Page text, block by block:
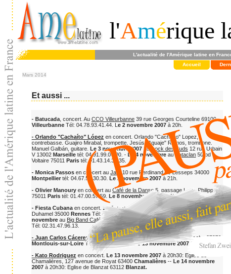
l'Amérique
L'actualité de l'Amérique latine en
Accueil
Mars 2014
Et aussi ...
- Batucada , concert. Au CCO Villeurbanne 39 rue Georges Courteline 69100
Villeurbanne Tél: 04.78.93.41.44. L e 2 novembre 2007 à 20h.
- Orlando "Cachaíto" López en concert. Orlando "Cachaíto" Lopez,
contrebasse. Guajiro Mirabal, trompette. Jesús "Aguaje" Ramos, trombone.
Manuel Galbán, guitare. Le 3 novembre 2007 au Dock des Suds 12 rue Urbain
V 13002 Marseille tél: 04.91.99.00.00. - Le 4 novembre au Bataclan 50 bd
Voltaire 75011 Paris tél: 01.43.14.35.35.
- Monica Passos en concert au Jam 10 rue Ferdinand de Lesseps 34000
Montpellier tél: 04.67.58.30.30. Le 2 novembre 2007 à 21h.
- Olivier Manoury en concert au Café de la Danse 5, passage Louis Philippe
75011 Paris tél: 01.47.00.57.59. Le 8 novembre 2007 à 19h
- Fiesta Cubana en concert. Le 9 novembre 2007
au Muséum Café, 12 rue
Duhamel 35000 Rennes Tél: 02.99.35.14.02. - 06.61.26.68.68. -Le 10
novembre au Big Band Café, av. du Haut Crépoin 14200Hérouville St Clair
Tél: 02.31.47.96.13.
- Juan Carlos Cáceres en concert. Espace Ligéria, 9 rue Croix Blanche 37270
Montlouis-sur-Loire Tél: 02.47.50.95.22.Le 13 novembre 2007 à 20h30
- Kato Rodriguez en concert. Le 13 novembre 2007 à 20h30: Eglise de
Chamalières, 127 avenue de Royat 63400 Chamalières -- Le 14 novembre
2007 à 20h30: Eglise de Blanzat 63112 Blanzat.